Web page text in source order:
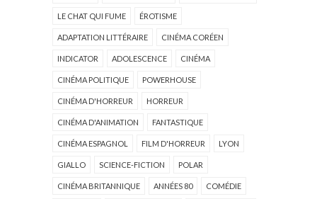
LE CHAT QUI FUME ÉROTISME
ADAPTATION LITTÉRAIRE CINÉMA CORÉEN
INDICATOR ADOLESCENCE CINÉMA
CINÉMA POLITIQUE POWERHOUSE
CINÉMA D'HORREUR HORREUR
CINÉMA D'ANIMATION FANTASTIQUE
CINÉMA ESPAGNOL FILM D'HORREUR LYON
GIALLO SCIENCE-FICTION POLAR
CINÉMA BRITANNIQUE ANNÉES 80 COMÉDIE